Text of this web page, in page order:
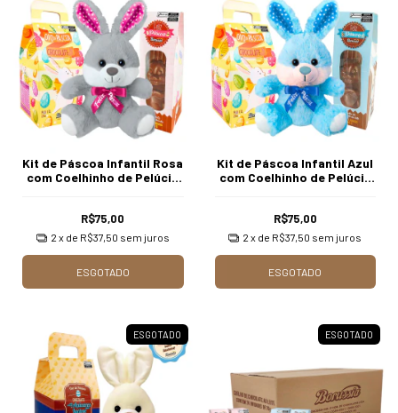
Kit de Páscoa Infantil Rosa
com Coelhinho de Pelúcia
R$75,00
2 x de R$37,50 sem juros
ESGOTADO
Kit de Páscoa Infantil Azul
com Coelhinho de Pelúcia
R$75,00
2 x de R$37,50 sem juros
ESGOTADO
ESGOTADO ESGOTADO